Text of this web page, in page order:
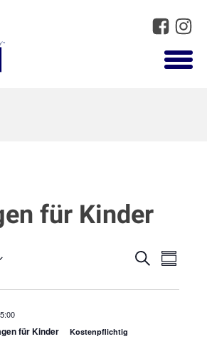
für Kinder
Suche
Suche
für Kinder Kostenpflichtig